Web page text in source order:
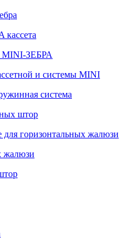
MINI-ЗЕБРА
и системы MINI
система
штор
горизонтальных жалюзи
жалюзи